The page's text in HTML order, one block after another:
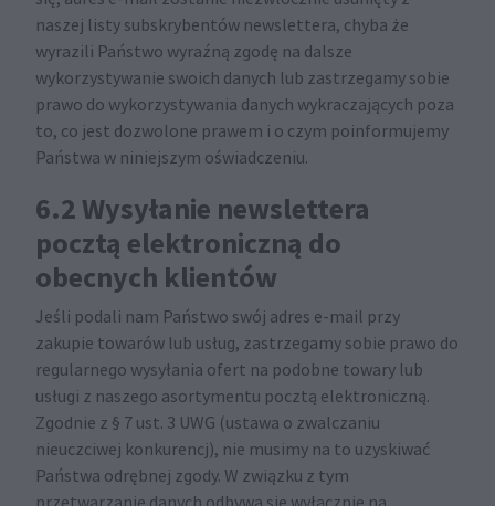
naszej listy subskrybentów newslettera, chyba że
wyrazili Państwo wyraźną zgodę na dalsze
wykorzystywanie swoich danych lub zastrzegamy sobie
prawo do wykorzystywania danych wykraczających poza
to, co jest dozwolone prawem i o czym poinformujemy
Państwa w niniejszym oświadczeniu.
6.2 Wysyłanie newslettera
pocztą elektroniczną do
obecnych klientów
Jeśli podali nam Państwo swój adres e-mail przy
zakupie towarów lub usług, zastrzegamy sobie prawo do
regularnego wysyłania ofert na podobne towary lub
usługi z naszego asortymentu pocztą elektroniczną.
Zgodnie z § 7 ust. 3 UWG (ustawa o zwalczaniu
nieuczciwej konkurencj), nie musimy na to uzyskiwać
Państwa odrębnej zgody. W związku z tym